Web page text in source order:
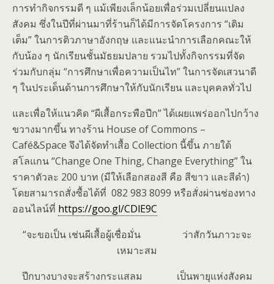
การทำกิจกรรมดี ๆ แม้เพียงเล็กน้อยเพื่อร่วมเปลี่ยนแปลง
สังคม ซึ่งในปีที่ผ่านมาที่ร้านก็ได้มีการจัดโครงการ “เติม
เต็ม” ในการติวภาษาอังกฤษ และแนะนำการเลือกคณะให้
กับน้อง ๆ นักเรียนชั้นมัธยมปลาย รวมไปทั้งกิจกรรมที่จัด
ร่วมกับกลุ่ม “การศึกษาเพื่อความเป็นไท” ในการจัดเสวนาดี
ๆ ในประเด็นด้านการศึกษาให้กับนักเรียน และบุคคลทั่วไป
และเพื่อให้แนวคิด “ผีเสื้อกระพือปีก” ได้เผยแพร่ออกไปกว้าง
ขวางมากขึ้น ทางร้าน House of Commons –
Café&Space จึงได้จัดทำเสื้อ Collection นี้ขึ้น ภายใต้
สโลแกน “Change One Thing, Change Everything” ใน
ราคาตัวละ 200 บาท (มีให้เลือกสองสี คือ สีขาว และสีดำ)
โดยสามารถสั่งซื้อได้ที่ 082 983 8099 หรือสั่งผ่านช่องทาง
ออนไลน์ที่ https://goo.gl/CDlE9C
“จะขอเป็น เช่นผีเสื้อผู้เชื่อมั่น ว่าสักวันภาวะจะ
เหมาะสม
ปีกบางบางจะสร้างกระแสลม เป็นพายุแห่งสังคม